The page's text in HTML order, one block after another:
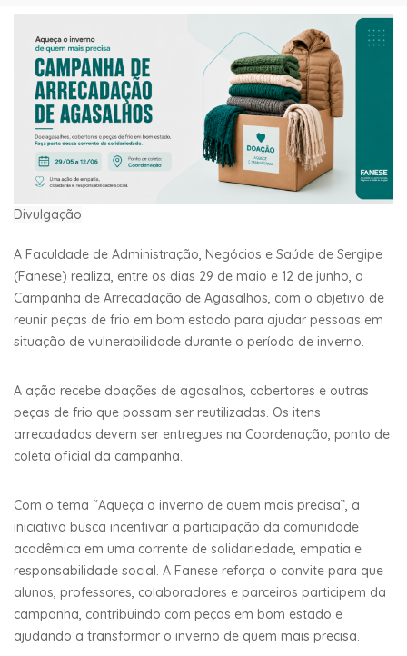
Divulgação
A Faculdade de Administração, Negócios e Saúde de Sergipe
(Fanese) realiza, entre os dias 29 de maio e 12 de junho, a
Campanha de Arrecadação de Agasalhos, com o objetivo de
reunir peças de frio em bom estado para ajudar pessoas em
situação de vulnerabilidade durante o período de inverno.
A ação recebe doações de agasalhos, cobertores e outras
peças de frio que possam ser reutilizadas. Os itens
arrecadados devem ser entregues na Coordenação, ponto de
coleta oficial da campanha.
Com o tema “Aqueça o inverno de quem mais precisa”, a
iniciativa busca incentivar a participação da comunidade
acadêmica em uma corrente de solidariedade, empatia e
responsabilidade social. A Fanese reforça o convite para que
alunos, professores, colaboradores e parceiros participem da
campanha, contribuindo com peças em bom estado e
ajudando a transformar o inverno de quem mais precisa.